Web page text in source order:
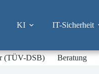
KI IT-Sicherheit
(TÜV-DSB) Beratung